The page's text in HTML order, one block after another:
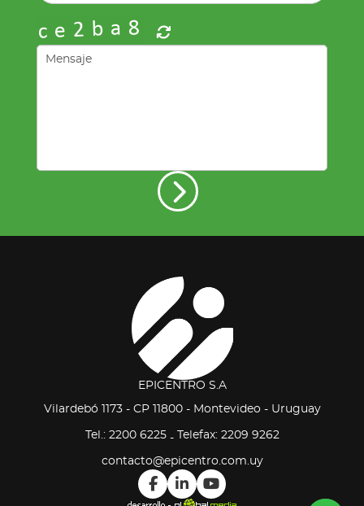
EPICENTRO S.A
Vilardebó 1173 - CP 11800 - Montevideo - Uruguay
Tel.: 2200 6225- Telefax: 2209 9262
contacto@epicentro.com.uy